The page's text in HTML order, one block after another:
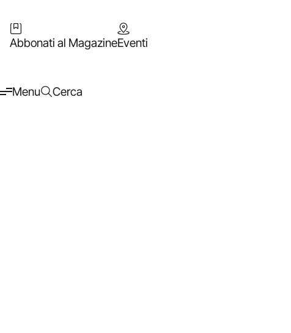
Abbonati al MagazineEventi
Menu Cerca